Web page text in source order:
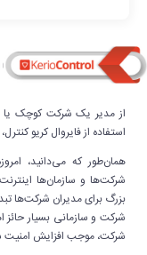
از مدیر یک شرکت کوچک
استفاده از فایروال کریو
همان‌طور که می‌دانید،
شرکت‌ها و سازمان‌ها
شرکت و سازمانی بسیار
شرکت، موجب افزایش امنیت